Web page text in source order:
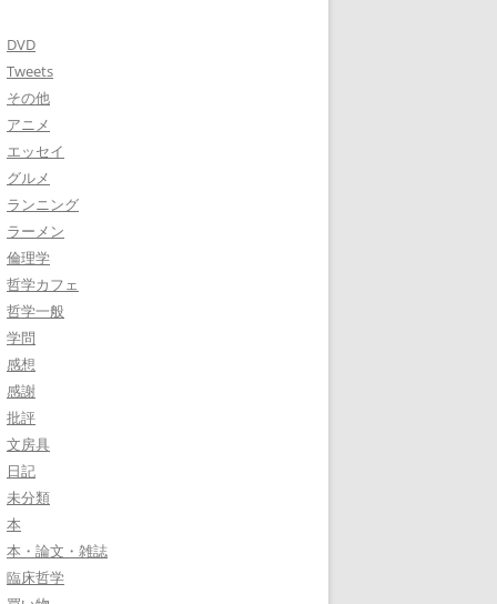
DVD
Tweets
その他
アニメ
エッセイ
グルメ
ランニング
ラーメン
倫理学
哲学カフェ
哲学一般
学問
感想
感謝
批評
文房具
日記
未分類
本
本・論文・雑誌
臨床哲学